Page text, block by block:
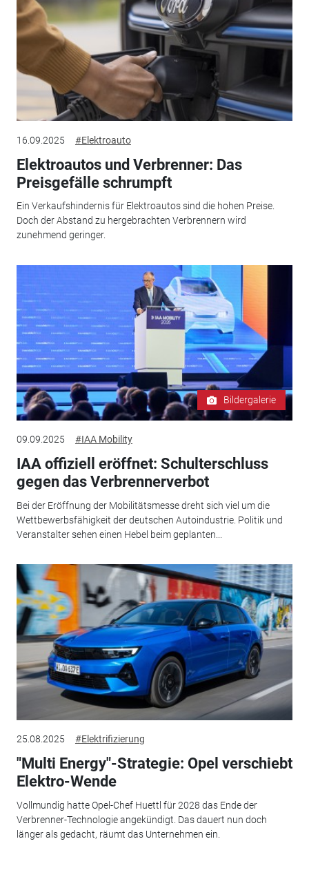
16.09.2025 #Elektroauto
Elektroautos und Verbrenner: Das
Preisgefälle schrumpft
Ein Verkaufshindernis für Elektroautos sind die hohen Preise.
Doch der Abstand zu hergebrachten Verbrennern wird
zunehmend geringer.
Bildergalerie
09.09.2025 #IAA Mobility
IAA offiziell eröffnet: Schulterschluss
gegen das Verbrennerverbot
Bei der Eröffnung der Mobilitätsmesse dreht sich viel um die
Wettbewerbsfähigkeit der deutschen Autoindustrie. Politik und
Veranstalter sehen einen Hebel beim geplanten...
25.08.2025 #Elektrifizierung
"Multi Energy"-Strategie: Opel verschiebt
Elektro-Wende
Vollmundig hatte Opel-Chef Huettl für 2028 das Ende der
Verbrenner-Technologie angekündigt. Das dauert nun doch
länger als gedacht, räumt das Unternehmen ein.